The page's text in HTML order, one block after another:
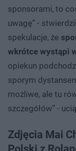
sponsorami, to
uwagę” -
spekulacje, że
wkrótce wystąpi
opiekun
sporym
możliwe, ale tu
szczegółów” -
Zdjęcia Mai